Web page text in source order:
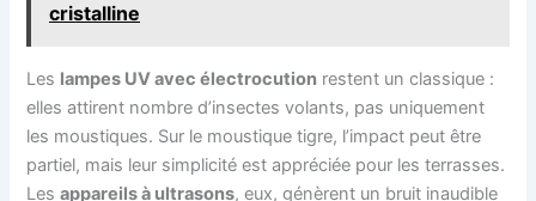
cristalline
Les lampes UV avec électrocution restent un classique :
elles attirent nombre d’insectes volants, pas uniquement
les moustiques. Sur le moustique tigre, l’impact peut être
partiel, mais leur simplicité est appréciée pour les terrasses.
Lesappareils à ultrasons, eux, génèrent un bruit inaudible